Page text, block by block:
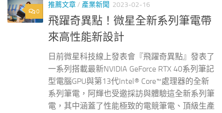
0
推薦文章/ 產業新聞 2023-02-16
飛躍奇異點！微星全新系列筆電帶
來高性能新設計
日前微星科技線上發表會『飛躍奇異點』發表了
一系列搭載最新NVIDIA GeForce RTX 40系列筆記
型電腦GPU與第13代Intel® Core™處理器的全新
系列筆電，阿輝也受邀採訪與體驗這全新系列筆
電，其中涵蓋了性能極致的電競筆電、頂級生產